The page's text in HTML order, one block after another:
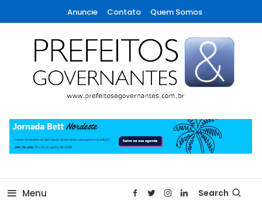
To
Content
Anuncie Contato Quem Somos
Prefeitos & Governantes
Menu Search